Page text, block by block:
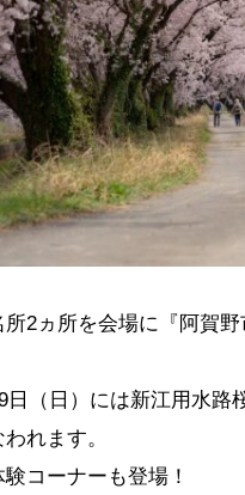
2ヵ所を会場に『阿賀
日（日）には新江用水
れます。
コーナーも登場！